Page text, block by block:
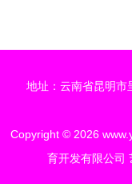
地址：云南省昆明市
Copyright © 2026
育开发有限公司